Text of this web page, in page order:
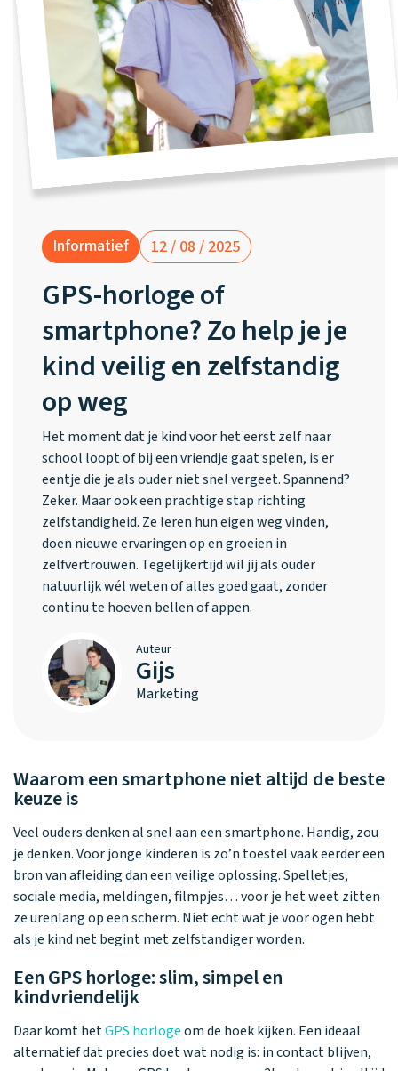
Stichting
Jarige Job
Informatief 12 / 08 / 2025
GPS-horloge of
smartphone? Zo help je je
kind veilig en zelfstandig
op weg
Het moment dat je kind voor het eerst zelf naar
school loopt of bij een vriendje gaat spelen, is er
eentje die je als ouder niet snel vergeet. Spannend?
Zeker. Maar ook een prachtige stap richting
zelfstandigheid. Ze leren hun eigen weg vinden,
doen nieuwe ervaringen op en groeien in
zelfvertrouwen. Tegelijkertijd wil jij als ouder
natuurlijk wél weten of alles goed gaat, zonder
continu te hoeven bellen of appen.
Auteur
Gijs
Marketing
Waarom een smartphone niet altijd de beste
keuze is
Veel ouders denken al snel aan een smartphone. Handig, zou
je denken. Voor jonge kinderen is zo’n toestel vaak eerder een
bron van afleiding dan een veilige oplossing. Spelletjes,
sociale media, meldingen, filmpjes… voor je het weet zitten
ze urenlang op een scherm. Niet echt wat je voor ogen hebt
als je kind net begint met zelfstandiger worden.
Een GPS horloge: slim, simpel en
kindvriendelijk
Daar komt hetGPS horlogeom de hoek kijken. Een ideaal
alternatief dat precies doet wat nodig is: in contact blijven,